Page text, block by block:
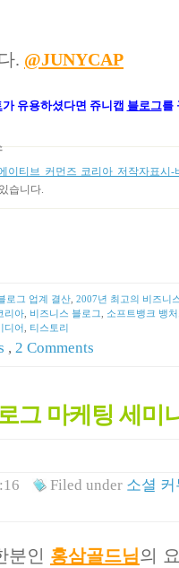
. @JUNYCAP
가유용하셨다면 쥬니캡 블로그를
이티브 커먼즈 코리아 저작자표시
습니다.
로그 업계 결산, 2007년 최고의 비즈니
리아, 비즈니스 블로그
소프트뱅크 뱅
디어
티스토리
, 2 Comments
그 마케팅 세미
Filed under 소셜
분인 홍삼골드님의